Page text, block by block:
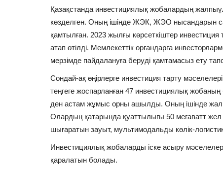
Қазақстанда инвестициялық жобалардың
көзделген. Оның ішінде ЖЭК, ЖЭО нысандарын
қамтылған. 2023 жылғы көрсеткіштер
атап өтілді. Мемлекеттік органдарға
мерзімде пайдалануға беруді қамтамасыз ету
Сондай-ақ өңірлерге инвестиция тарту
теңгеге жоспарланған 47 инвестициялық
ден астам жұмыс орны ашылды. Оның ішінде
Олардың қатарында қуаттылығы 50 мегаватт жел
шығаратын зауыт, мультимодальды көлік-
Инвестициялық жобаларды іске асыру
қаралатын болады.